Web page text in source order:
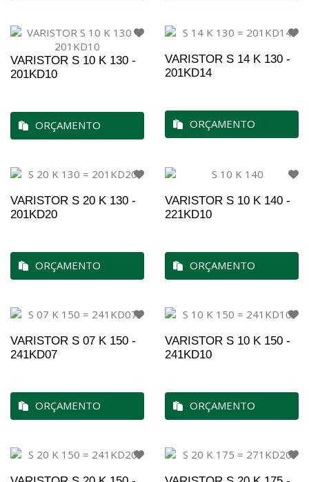
VARISTOR S 10 K 130 -
201KD10
ORÇAMENTO
VARISTOR S 14 K 130 -
201KD14
ORÇAMENTO
VARISTOR S 20 K 130 -
201KD20
ORÇAMENTO
VARISTOR S 10 K 140 -
221KD10
ORÇAMENTO
VARISTOR S 07 K 150 -
241KD07
ORÇAMENTO
VARISTOR S 10 K 150 -
241KD10
ORÇAMENTO